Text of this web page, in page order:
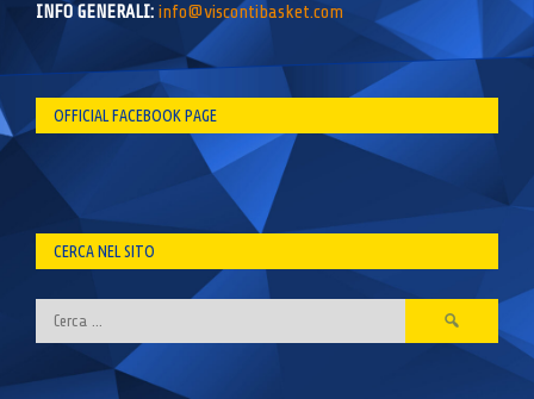
INFO GENERALI: info@viscontibasket.com
OFFICIAL FACEBOOK PAGE
CERCA NEL SITO
Ricerca
per: